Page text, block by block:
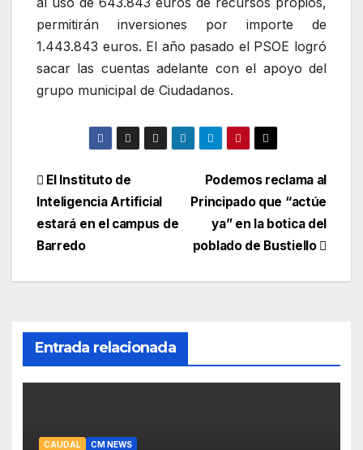
permitirán inversiones por importe de
1.443.843 euros. El año pasado el PSOE logró
sacar las cuentas adelante con el apoyo del
grupo municipal de Ciudadanos.
Navegación
de
entradas
Podemos reclama al
Principado que “actúe
ya” en la botica del
poblado de Bustiello
El Instituto de
Inteligencia Artificial
estará en el campus de
Barredo
Entrada relacionada
CAUDAL CM NEWS